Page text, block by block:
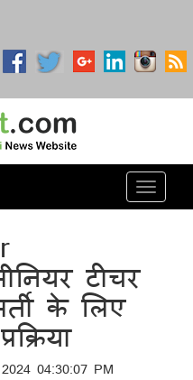
Toggle
टीचर
के लिए
04:30:07 PM